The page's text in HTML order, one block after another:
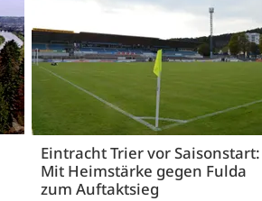
Eintracht Trier vor Saisonstart:
Mit Heimstärke gegen Fulda
zum Auftaktsieg